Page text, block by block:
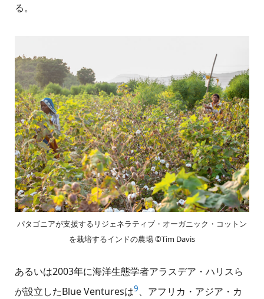
る。
パタゴニアが支援するリジェネラティブ・オーガニック・コットン
を栽培するインドの農場 ©Tim Davis
あるいは2003年に海洋生態学者アラスデア・ハリスら
が設立したBlue Venturesは9、アフリカ・アジア・カ